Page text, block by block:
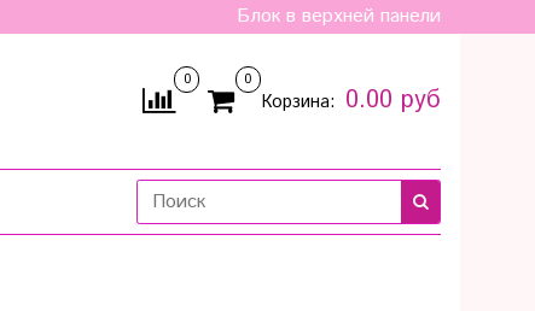
Блок в верхней панели
0 0
Корзина: 0.00 руб